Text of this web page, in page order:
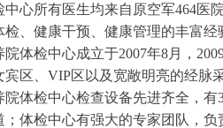
中心所有医生均来自原空军464医
、健康干预、健康管理的丰富经
中心成立于2007年8月，2009
区、VIP区以及宽敞明亮的经脉
中心检查设备先进齐全，有
；体检中心有强大的专家团队，